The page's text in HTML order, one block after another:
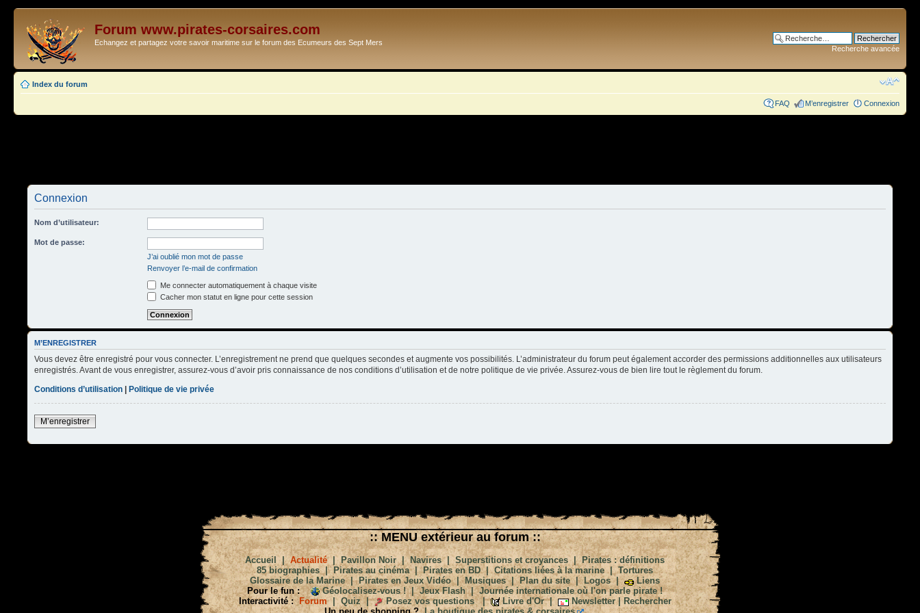
Forum www.pirates-corsaires.com
Echangez et partagez votre savoir maritime sur le forum des Ecumeurs des Sept Mers
Recherche avancée
Index du forum
FAQ M’enregistrer Connexion
Connexion
Nom d’utilisateur:
Mot de passe:
J’ai oublié mon mot de passe
Renvoyer l’e-mail de confirmation
Me connecter automatiquement à chaque visite
Cacher mon statut en ligne pour cette session
M’ENREGISTRER
Vous devez être enregistré pour vous connecter. L’enregistrement ne prend que quelques secondes et augmente vos possibilités. L’administrateur du forum peut également accorder des permissions additionnelles aux utilisateurs
enregistrés. Avant de vous enregistrer, assurez-vous d’avoir pris connaissance de nos conditions d’utilisation et de notre politique de vie privée. Assurez-vous de bien lire tout le règlement du forum.
Conditions d’utilisation | Politique de vie privée
M’enregistrer
:: MENU extérieur au forum ::
Accueil|Actualité|Pavillon Noir|Navires|Superstitions et croyances|Pirates : définitions
85 biographies| Pirates au cinéma|Pirates en BD|Citations liées à la marine|Tortures
Glossaire de la Marine|Pirates en Jeux Vidéo|Musiques|Plan du site|Logos|
Liens
Pour le fun :
Géolocalisez-vous !|Jeux Flash|Journée internationale où l'on parle pirate !
Interactivité : Forum| Quiz| Posez vos questions| Livre d'Or| Newsletter| Rechercher